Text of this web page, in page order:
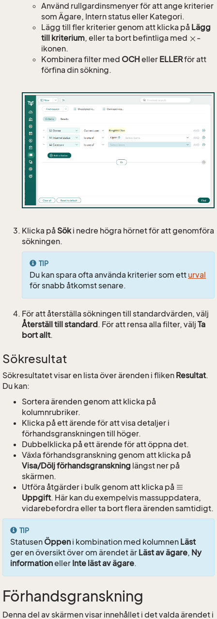
Använd rullgardinsmenyer för att ange kriterier
som Ägare, Intern status eller Kategori.
Lägg till fler kriterier genom att klicka på Lägg
till kriterium, eller ta bort befintliga med
-
ikonen.
Kombinera filter med OCH eller ELLERför att
förfina din sökning.
Klicka på Söki nedre högra hörnet för att genomföra
sökningen.
TIP
Du kan spara ofta använda kriterier som ett urval
för snabb åtkomst senare.
För att återställa sökningen till standardvärden, välj
Återställ till standard. För att rensa alla filter, välj Ta
bort allt.
Sökresultat
Sökresultatet visar en lista över ärenden i fliken Resultat.
Du kan:
Sortera ärenden genom att klicka på
kolumnrubriker.
Klicka på ett ärende för att visa detaljer i
förhandsgranskningen till höger.
Dubbelklicka på ett ärende för att öppna det.
Växla förhandsgranskning genom att klicka på
Visa/Dölj förhandsgranskning längst ner på
skärmen.
Utföra åtgärder i bulk genom att klicka på
Uppgift. Här kan du exempelvis massuppdatera,
vidarebefordra eller ta bort flera ärenden samtidigt.
TIP
Statusen Öppen i kombination med kolumnen Läst
ger en översikt över om ärendet är Läst av ägare, Ny
informationeller Inte läst av ägare.
Förhandsgranskning
Denna del av skärmen visar innehållet i det valda ärendet i